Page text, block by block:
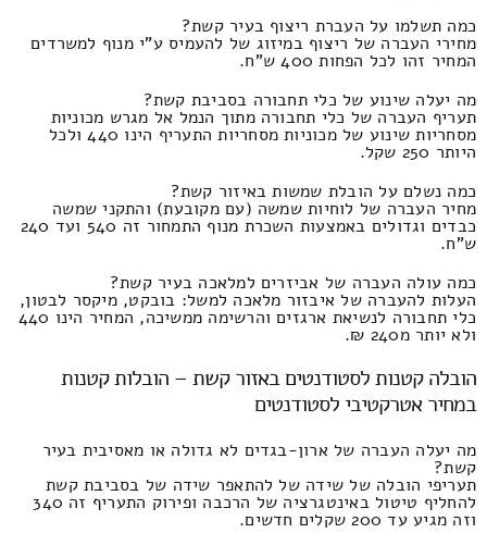
כמה תשלמו על העברת ריצוף בעיר קשת?
מחירי העברה של ריצוף במיזוג של להעמיס ע"י מנוף למשרדים
המחיר זהו לכל הפחות 400 ש"ח.
מה יעלה שינוע של כלי תחבורה בסביבת קשת?
תעריף העברה של כלי תחבורה מתוך הנמל אל מגרש מכוניות
מסחריות שינוע של מכוניות מסחריות התעריף הינו 440 ולכל
היותר 250 שקל.
כמה נשלם על הובלת שמשות באיזור קשת?
מחיר העברה של לוחיות שמשה (עם מקובעת) והתקני שמשה
כבדים וגדולים באמצעות השכרת מנוף התמחור זה 540 ועד 240
ש"ח.
כמה עולה העברה של אביזרים למלאכה בעיר קשת?
העלות להעברה של איבזור מלאכה למשל: בובקט, מיקסר לבטון,
כלי תחבורה לנשיאת ארגזים והרשימה ממשיכה, המחיר הינו 440
ולא יותר מ240 ₪.
הובלה קטנות לסטודנטים באזור קשת – הובלות קטנות
במחיר אטרקטיבי לסטודנטים
מה יעלה העברה של ארון-בגדים לא גדולה או מאסיבית בעיר
קשת?
תעריפי הובלה של שידה של להתאפר שידה של בסביבת קשת
להחליף טיטול באינטגרציה של הרכבה ופירוק התעריף זה 340
וזה מגיע עד 200 שקלים חדשים.